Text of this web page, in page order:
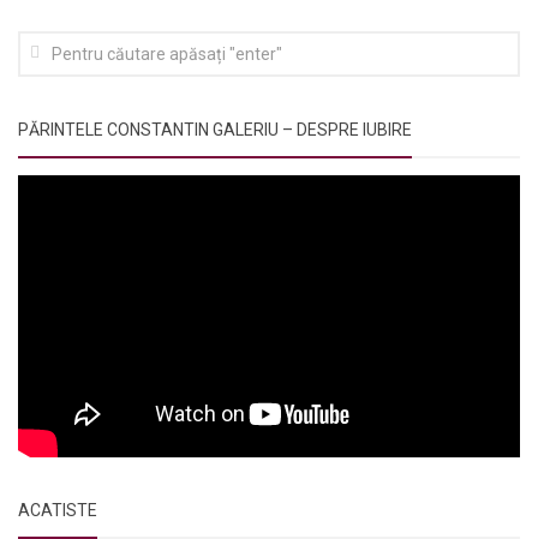
PĂRINTELE CONSTANTIN GALERIU – DESPRE IUBIRE
ACATISTE